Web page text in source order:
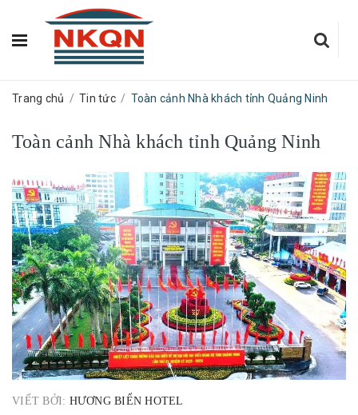
Trang chủ / Tin tức / Toàn cảnh Nhà khách tỉnh Quảng Ninh
Toàn cảnh Nhà khách tỉnh Quảng Ninh
VIẾT BỞI: HƯƠNG BIỂN HOTEL